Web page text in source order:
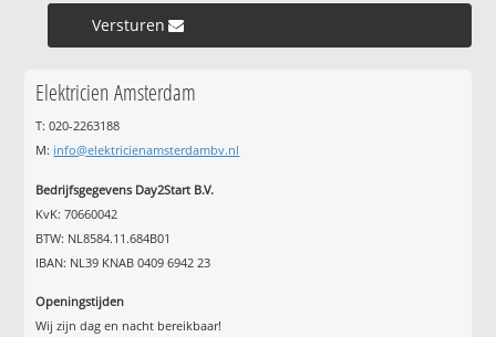
Versturen »
Elektricien Amsterdam
T: 020-2263188
M: info@elektricienamsterdambv.nl
Bedrijfsgegevens Day2Start B.V.
KvK: 70660042
BTW: NL8584.11.684B01
IBAN: NL39 KNAB 0409 6942 23
Openingstijden
Wij zijn dag en nacht bereikbaar!